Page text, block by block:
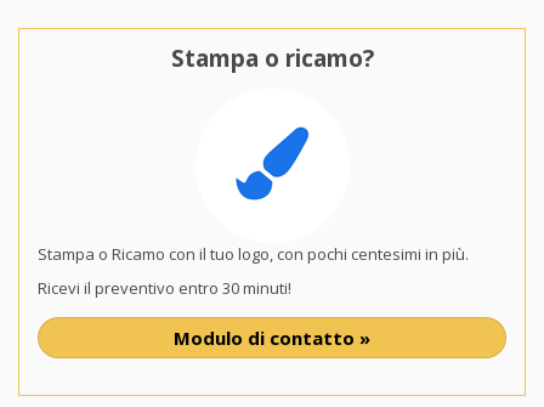
Stampa o ricamo?
Stampa o Ricamo con il tuo logo, con pochi centesimi in più.
Ricevi il preventivo entro 30 minuti!
Modulo di contatto »